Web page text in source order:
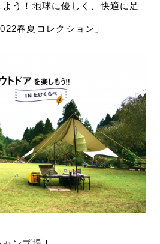
う！地球に優しく、快適に足
春夏コレクション」